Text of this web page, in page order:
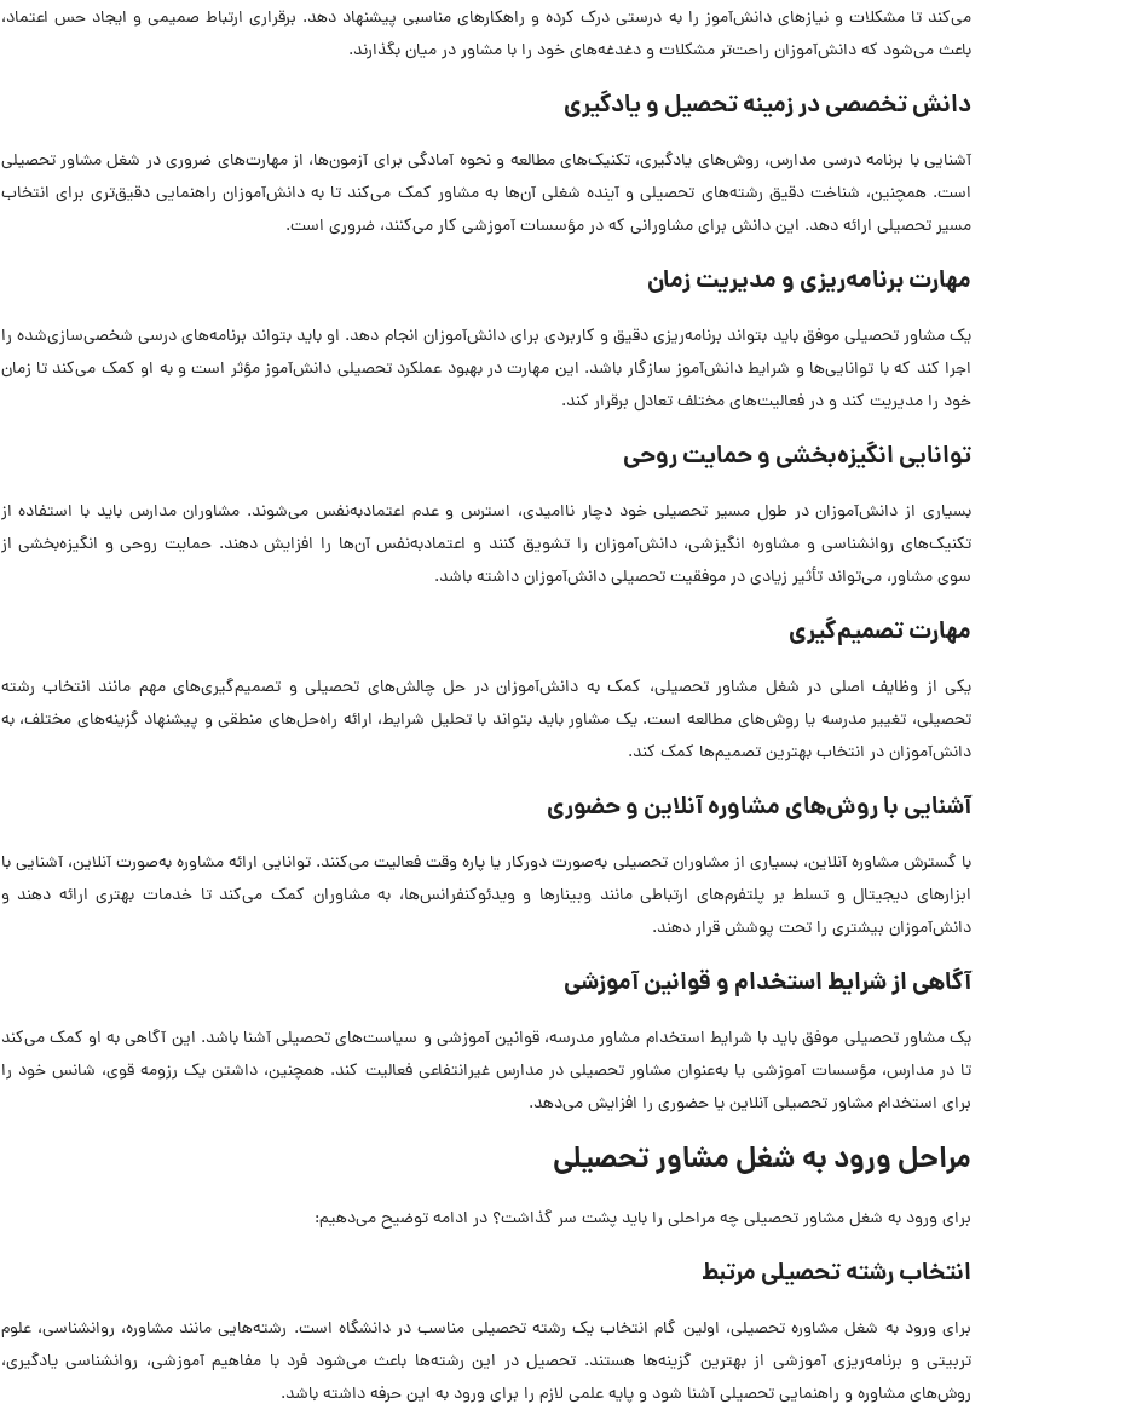
می‌کند تا مشکلات و نیازهای دانش‌آموز را به درستی درک کرده و راهکارهای مناسبی پیشنهاد دهد. برقراری ارتباط صمیمی و ایجاد حس اعتماد،
باعث می‌شود که دانش‌آموزان راحت‌تر مشکلات و دغدغه‌های خود را با مشاور در میان بگذارند.
دانش تخصصی در زمینه تحصیل و یادگیری
آشنایی با برنامه درسی مدارس، روش‌های یادگیری، تکنیک‌های مطالعه و نحوه آمادگی برای آزمون‌ها، از مهارت‌های ضروری در شغل مشاور تحصیلی
است. همچنین، شناخت دقیق رشته‌های تحصیلی و آینده شغلی آن‌ها به مشاور کمک می‌کند تا به دانش‌آموزان راهنمایی دقیق‌تری برای انتخاب
مسیر تحصیلی ارائه دهد. این دانش برای مشاورانی که در مؤسسات آموزشی کار می‌کنند، ضروری است.
مهارت برنامه‌ریزی و مدیریت زمان
یک مشاور تحصیلی موفق باید بتواند برنامه‌ریزی دقیق و کاربردی برای دانش‌آموزان انجام دهد. او باید بتواند برنامه‌های درسی شخصی‌سازی‌شده را
اجرا کند که با توانایی‌ها و شرایط دانش‌آموز سازگار باشد. این مهارت در بهبود عملکرد تحصیلی دانش‌آموز مؤثر است و به او کمک می‌کند تا زمان
خود را مدیریت کند و در فعالیت‌های مختلف تعادل برقرار کند.
توانایی انگیزه‌بخشی و حمایت روحی
بسیاری از دانش‌آموزان در طول مسیر تحصیلی خود دچار ناامیدی، استرس و عدم اعتمادبه‌نفس می‌شوند. مشاوران مدارس باید با استفاده از
تکنیک‌های روانشناسی و مشاوره انگیزشی، دانش‌آموزان را تشویق کنند و اعتمادبه‌نفس آن‌ها را افزایش دهند. حمایت روحی و انگیزه‌بخشی از
سوی مشاور، می‌تواند تأثیر زیادی در موفقیت تحصیلی دانش‌آموزان داشته باشد.
مهارت تصمیم‌گیری
یکی از وظایف اصلی در شغل مشاور تحصیلی، کمک به دانش‌آموزان در حل چالش‌های تحصیلی و تصمیم‌گیری‌های مهم مانند انتخاب رشته
تحصیلی، تغییر مدرسه یا روش‌های مطالعه است. یک مشاور باید بتواند با تحلیل شرایط، ارائه راه‌حل‌های منطقی و پیشنهاد گزینه‌های مختلف، به
دانش‌آموزان در انتخاب بهترین تصمیم‌ها کمک کند.
آشنایی با روش‌های مشاوره آنلاین و حضوری
با گسترش مشاوره آنلاین، بسیاری از مشاوران تحصیلی به‌صورت دورکار یا پاره وقت فعالیت می‌کنند. توانایی ارائه مشاوره به‌صورت آنلاین، آشنایی با
ابزارهای دیجیتال و تسلط بر پلتفرم‌های ارتباطی مانند وبینارها و ویدئوکنفرانس‌ها، به مشاوران کمک می‌کند تا خدمات بهتری ارائه دهند و
دانش‌آموزان بیشتری را تحت پوشش قرار دهند.
آگاهی از شرایط استخدام و قوانین آموزشی
یک مشاور تحصیلی موفق باید با شرایط استخدام مشاور مدرسه، قوانین آموزشی و سیاست‌های تحصیلی آشنا باشد. این آگاهی به او کمک می‌کند
تا در مدارس، مؤسسات آموزشی یا به‌عنوان مشاور تحصیلی در مدارس غیرانتفاعی فعالیت کند. همچنین، داشتن یک رزومه قوی، شانس خود را
برای استخدام مشاور تحصیلی آنلاین یا حضوری را افزایش می‌دهد.
مراحل ورود به شغل مشاور تحصیلی
برای ورود به شغل مشاور تحصیلی چه مراحلی را باید پشت سر گذاشت؟ در ادامه توضیح می‌دهیم:
انتخاب رشته تحصیلی مرتبط
برای ورود به شغل مشاوره تحصیلی، اولین گام انتخاب یک رشته تحصیلی مناسب در دانشگاه است. رشته‌هایی مانند مشاوره، روانشناسی، علوم
تربیتی و برنامه‌ریزی آموزشی از بهترین گزینه‌ها هستند. تحصیل در این رشته‌ها باعث می‌شود فرد با مفاهیم آموزشی، روانشناسی یادگیری،
روش‌های مشاوره و راهنمایی تحصیلی آشنا شود و پایه علمی لازم را برای ورود به این حرفه داشته باشد.